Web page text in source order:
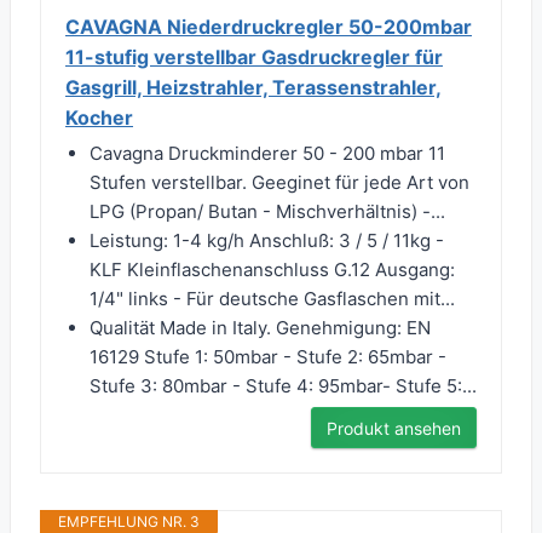
CAVAGNA Niederdruckregler 50-200mbar
11-stufig verstellbar Gasdruckregler für
Gasgrill, Heizstrahler, Terassenstrahler,
Kocher
Cavagna Druckminderer 50 - 200 mbar 11
Stufen verstellbar. Geeginet für jede Art von
LPG (Propan/ Butan - Mischverhältnis) -...
Leistung: 1-4 kg/h Anschluß: 3 / 5 / 11kg -
KLF Kleinflaschenanschluss G.12 Ausgang:
1/4" links - Für deutsche Gasflaschen mit...
Qualität Made in Italy. Genehmigung: EN
16129 Stufe 1: 50mbar - Stufe 2: 65mbar -
Stufe 3: 80mbar - Stufe 4: 95mbar- Stufe 5:...
Produkt ansehen
EMPFEHLUNG NR. 3